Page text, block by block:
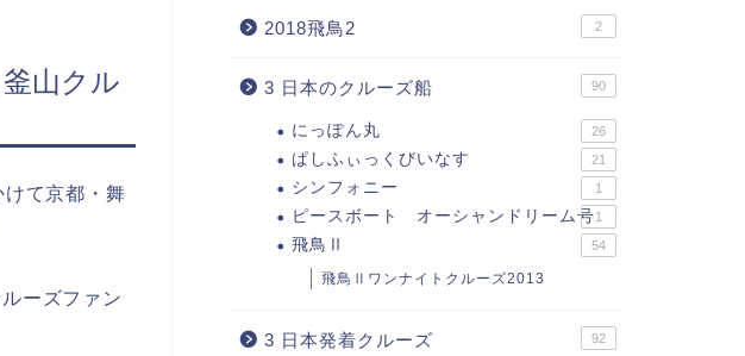
山クル
て京都・舞
ーズファン
2018飛鳥2 2
3 日本のクルーズ船 90
にっぽん丸 26
ぱしふぃっくびいなす 21
シンフォニー 1
ピースボート オーシャンドリーム号1
飛鳥Ⅱ 54
飛鳥Ⅱワンナイトクルーズ2013
3 日本発着クルーズ 92